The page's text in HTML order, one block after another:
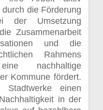
die Förderung
der Umsetzung
Zusammenarbeit
und die
Rahmens
nachhaltige
Kommune fördert.
Stadtwerke einen
in der